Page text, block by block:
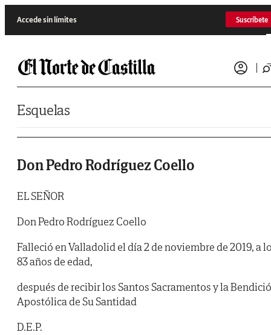
Accede sin límites Suscríbete
Esquelas
Don Pedro Rodríguez Coello
EL SEÑOR
Don Pedro Rodríguez Coello
Falleció en Valladolid el día 2 de noviembre de 2019, a
83 años de edad,
después de recibir los Santos Sacramentos y la
Apostólica de Su Santidad
D.E.P.